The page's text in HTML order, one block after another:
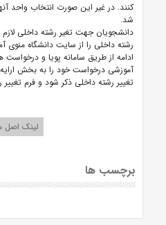
کنند. در غیر این صورت انتخاب واحد
شد.
رشته داخلی را از سایت دانشگاه منوی
ادامه از طریق سامانه پویا و
آموزشی درخواست خود را به بخش
تغییر رشته داخلی ذکر شود و فرم
لینک اصل
برچسب ها